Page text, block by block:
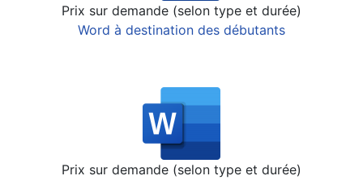
Prix sur demande (selon type et durée)
Word à destination des débutants
Prix sur demande (selon type et durée)